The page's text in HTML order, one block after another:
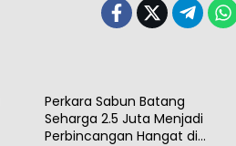
Perkara Sabun Batang
Seharga 2.5 Juta Menjadi
Perbincangan Hangat di